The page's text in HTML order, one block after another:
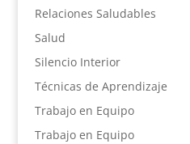
Relaciones Saludables
Salud
Silencio Interior
Técnicas de Aprendizaje
Trabajo en Equipo
Trabajo en Equipo